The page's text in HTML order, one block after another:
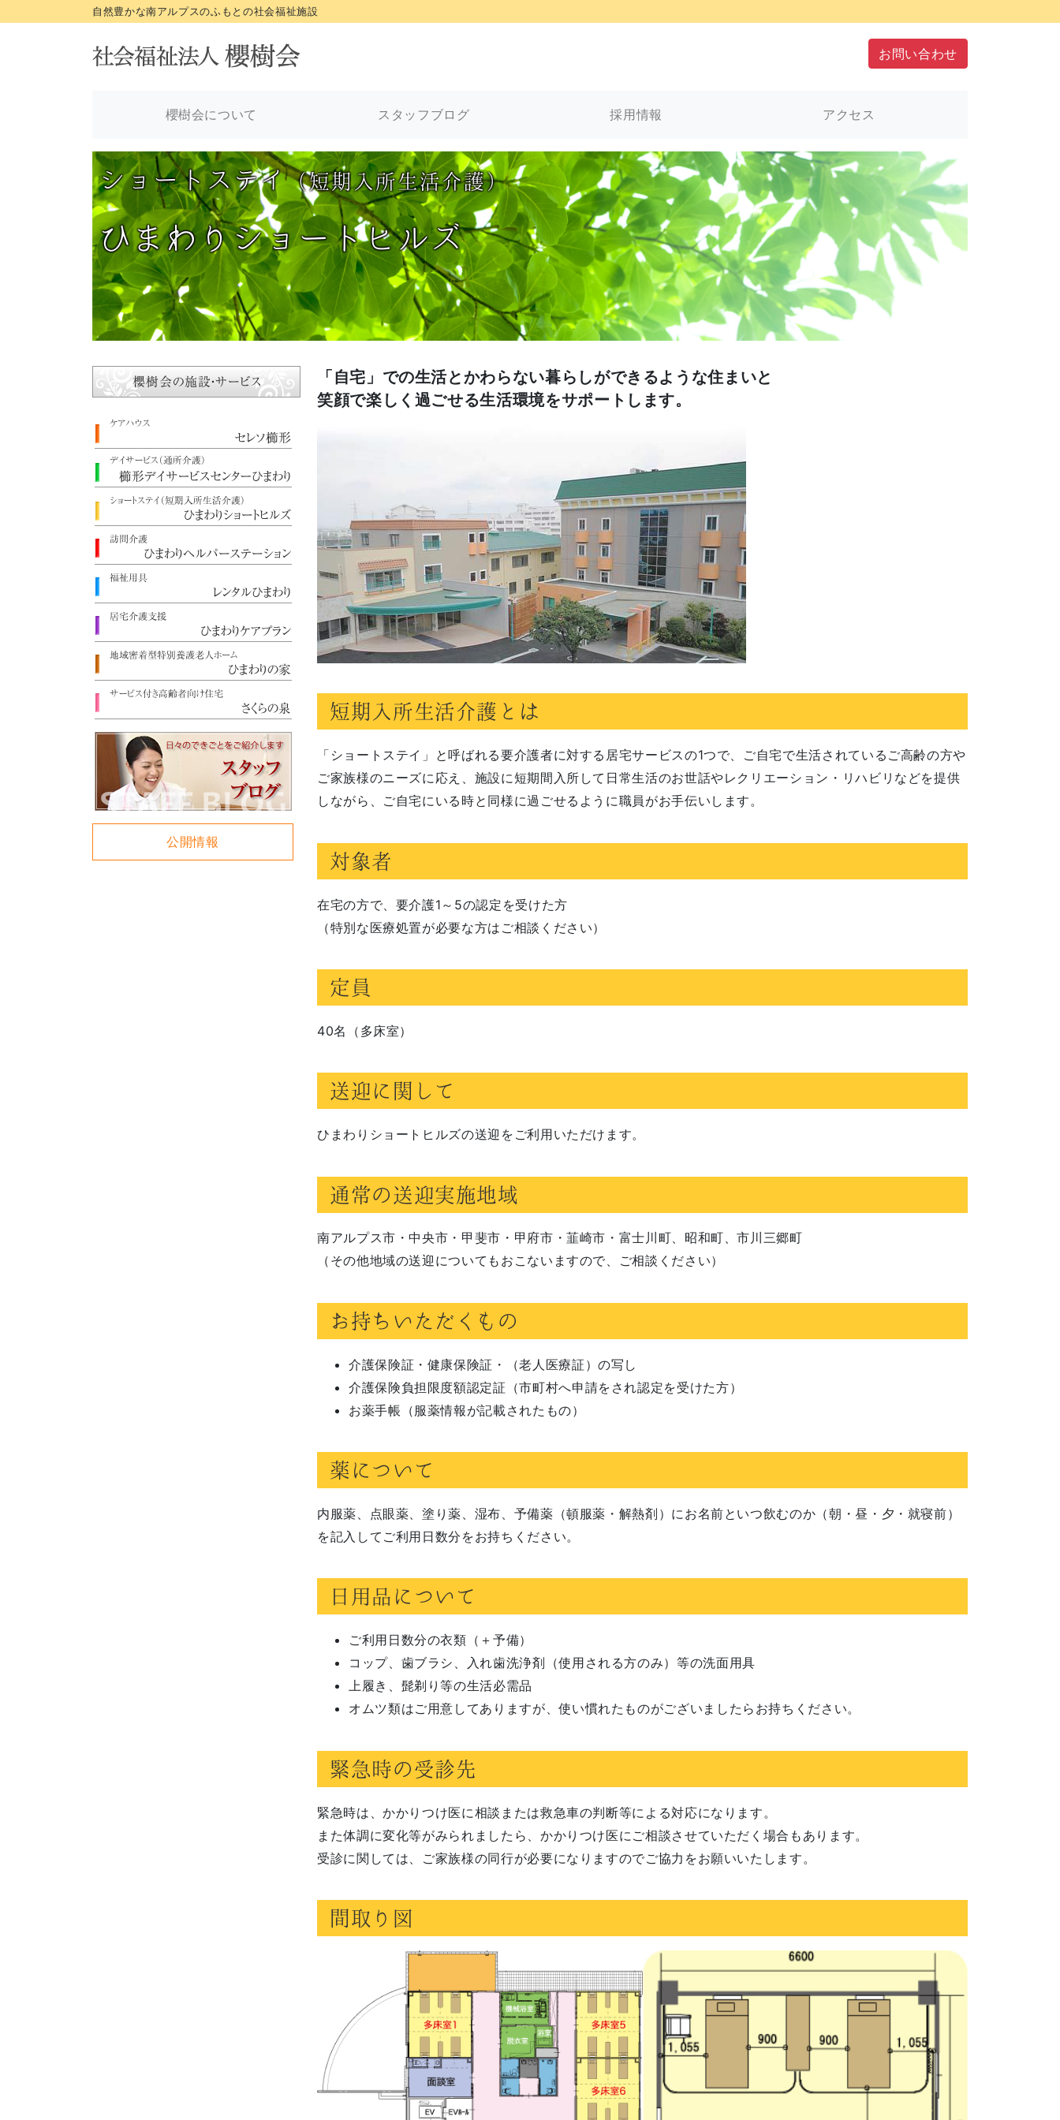
自然豊かな南アルプスのふもとの社会福祉施設
お問い合わせ
櫻樹会について スタッフブログ 採用情報 アクセス
ショートステイ（短期入所生活介護）
ひまわりショートヒルズ
「自宅」での生活とかわらない暮らしができるような住まいと
笑顔で楽しく過ごせる生活環境をサポートします。
短期入所生活介護とは
「ショートステイ」と呼ばれる要介護者に対する居宅サービスの1つで、ご自宅で生活されているご高齢の方や
ご家族様のニーズに応え、施設に短期間入所して日常生活のお世話やレクリエーション・リハビリなどを提供
しながら、ご自宅にいる時と同様に過ごせるように職員がお手伝いします。
対象者
在宅の方で、要介護1～5の認定を受けた方
（特別な医療処置が必要な方はご相談ください）
定員
40名（多床室）
送迎に関して
ひまわりショートヒルズの送迎をご利用いただけます。
通常の送迎実施地域
南アルプス市・中央市・甲斐市・甲府市・韮崎市・富士川町、昭和町、市川三郷町
（その他地域の送迎についてもおこないますので、ご相談ください）
お持ちいただくもの
介護保険証・健康保険証・（老人医療証）の写し
介護保険負担限度額認定証（市町村へ申請をされ認定を受けた方）
お薬手帳（服薬情報が記載されたもの）
薬について
内服薬、点眼薬、塗り薬、湿布、予備薬（頓服薬・解熱剤）にお名前といつ飲むのか（朝・昼・夕・就寝前）
を記入してご利用日数分をお持ちください。
日用品について
ご利用日数分の衣類（＋予備）
コップ、歯ブラシ、入れ歯洗浄剤（使用される方のみ）等の洗面用具
上履き、髭剃り等の生活必需品
オムツ類はご用意してありますが、使い慣れたものがございましたらお持ちください。
緊急時の受診先
緊急時は、かかりつけ医に相談または救急車の判断等による対応になります。
また体調に変化等がみられましたら、かかりつけ医にご相談させていただく場合もあります。
受診に関しては、ご家族様の同行が必要になりますのでご協力をお願いいたします。
間取り図
公開情報